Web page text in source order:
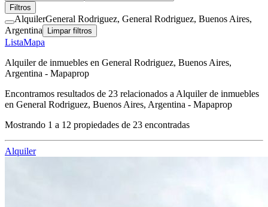
Filtros
AlquilerGeneral Rodriguez, General Rodriguez, Buenos Aires,
Argentina
Limpar filtros
ListaMapa
Alquiler de inmuebles en General Rodriguez, Buenos Aires,
Argentina - Mapaprop
Encontramos resultados de 23 relacionados a Alquiler de inmuebles
en General Rodriguez, Buenos Aires, Argentina - Mapaprop
Mostrando 1 a 12 propiedades de 23 encontradas
Alquiler